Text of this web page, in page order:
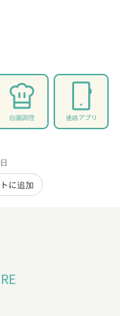
自園調理 連絡アプリ
に追加